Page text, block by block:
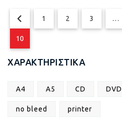
1 2 3 …
10
ΧΑΡΑΚΤΗΡΙΣΤΙΚΑ
A4 A5 CD DVD
no bleed printer